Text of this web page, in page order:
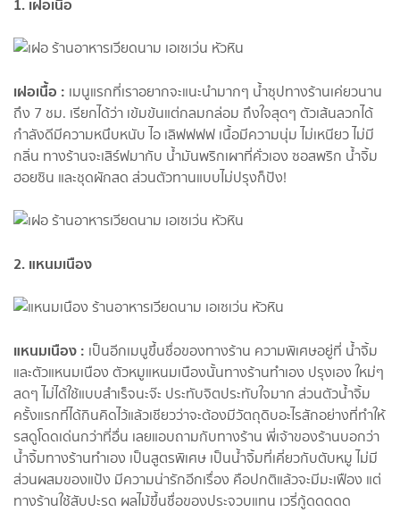
เฝอเนื้อ : เมนูแรกที่เราอยากจะแนะนำมากๆ น้ำซุปทางร้านเค่ยวนาน
ถึง 7 ชม. เรียกได้ว่า เข้มข้นแต่กลมกล่อม ถึงใจสุดๆ ตัวเส้นลวกได้
กำลังดีมีความหนึบหนับ ไอ เลิฟฟฟฟ เนื้อมีความนุ่ม ไม่เหนียว ไม่มี
กลิ่น ทางร้านจะเสิร์ฟมากับ น้ำมันพริกเผาที่คั่วเอง ซอสพริก น้ำจิ้ม
ฮอยซิน และชุดผักสด ส่วนตัวทานแบบไม่ปรุงก็ปัง!
2. แหนมเนือง
แหนมเนือง: เป็นอีกเมนูขึ้นชื่อของทางร้าน ความพิเศษอยู่ที่ น้ำจิ้ม
และตัวแหนมเนือง ตัวหมูแหนมเนืองนั้นทางร้านทำเอง ปรุงเอง ใหม่ๆ
สดๆ ไม่ได้ใช้แบบสำเร็จนะจ๊ะ ประทับจิตประทับใจมาก ส่วนตัวน้ำจิ้ม
ครั้งแรกที่ได้กินคิดไว้แล้วเชียวว่าจะต้องมีวัตถุดิบอะไรสักอย่างที่ทำให้
รสดูโดดเด่นกว่าที่อื่น เลยแอบถามกับทางร้าน พี่เจ้าของร้านบอกว่า
น้ำจิ้มทางร้านทำเอง เป็นสูตรพิเศษ เป็นน้ำจิ้มที่เคี่ยวกับตับหมู ไม่มี
ส่วนผสมของแป้ง มีความน่ารักอีกเรื่อง คือปกติแล้วจะมีมะเฟือง แต่
ทางร้านใช้สับปะรด ผลไม้ขึ้นชื่อของประจวบแทน เวรี่กู้ดดดดด